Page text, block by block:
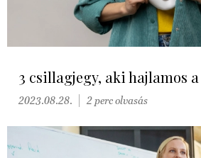
3 csillagjegy, aki hajlamos
2023.08.28. 2 perc olvasás